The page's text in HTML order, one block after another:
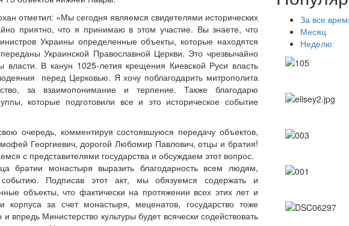
отметил: «Мы сегодня являемся свидетелями исторических
приятно, что я принимаю в этом участие. Вы знаете, что
Украины определенные объекты, которые находятся
Украинской Православной Церкви. Это чрезвычайно
власти. В канун 1025-летия крещения Киевской Руси власть
перед Церковью. Я хочу поблагодарить митрополита
за взаимопонимание и терпение. Также благодарю
которые подготовили все и это историческое событие
очередь, комментируя состоявшуюся передачу объектов,
Георгиевич, дорогой Любомир Павлович, отцы и братия!
с представителями государства и обсуждаем этот вопрос.
братии монастыря выразить благодарность всем людям,
Подписав этот акт, мы обязуемся содержать и
объекты, что фактически на протяжении всех этих лет и
корпуса за счет монастыря, меценатов, государство тоже
впредь Министерство культуры будет всячески содействовать
За все
Месяц
Неделю